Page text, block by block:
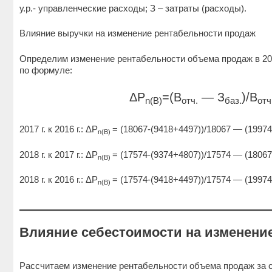
у.р.- управленческие расходы; З – затраты (расходы).
Влияние выручки на изменение рентабельности продаж
Определим изменение рентабельности объема продаж в
по формуле:
ΔPn(B)=(Bотч. — Збаз.)/B
2017 г. к 2016 г.: ΔPn(B) = (18067-(9418+4497))/18067 —
2018 г. к 2017 г.: ΔPn(B) = (17574-(9374+4807))/17574 —
2018 г. к 2016 г.: ΔPn(B) = (17574-(9418+4497))/17574 —
Влияние себестоимости на
Рассчитаем изменение рентабельности объема продаж за